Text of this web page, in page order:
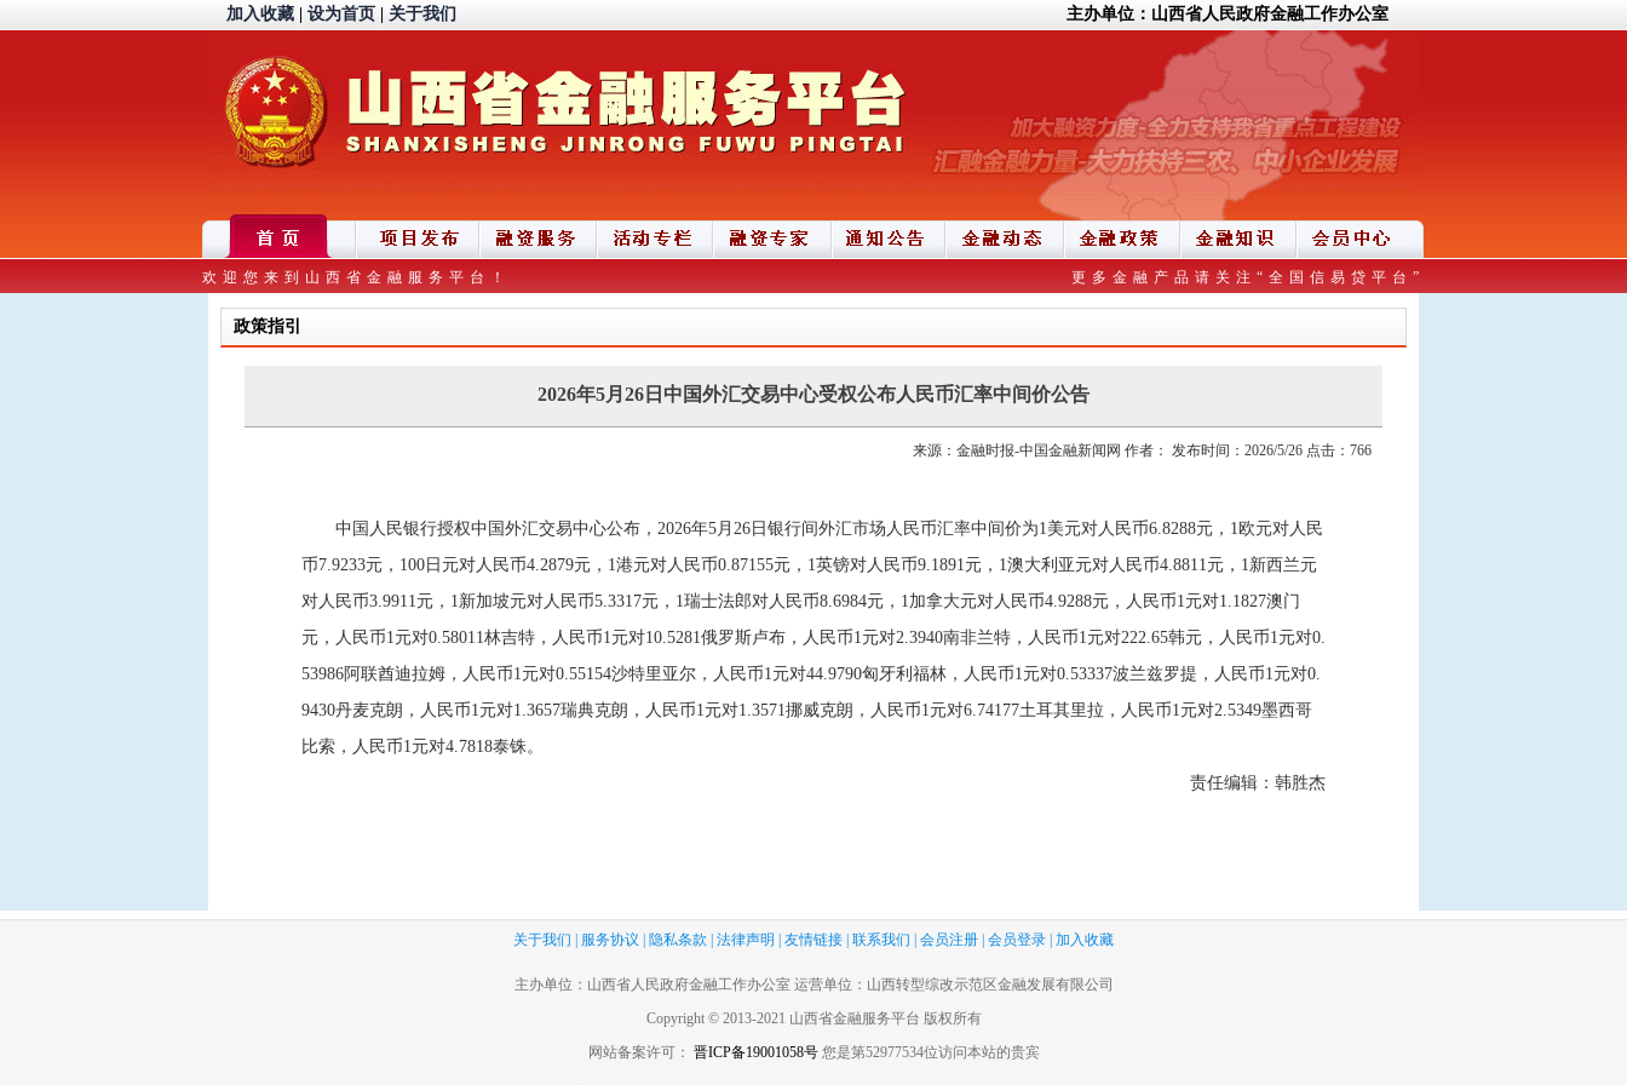
加入收藏 设为首页 关于我们 主办单位：山西省人民政府金融工作办公室
欢迎您来到山西省金融服务平台！ 更多金融产品请关注“全国信易贷平台”
政策指引
2026年5月26日中国外汇交易中心受权公布人民币汇率中间价公告
来源：金融时报-中国金融新闻网 作者： 发布时间：2026/5/26 点击：766
中国人民银行授权中国外汇交易中心公布，2026年5月26日银行间外汇市场人民币汇率中间价为1美元对人民币6.8288元，1欧元对人民
币7.9233元，100日元对人民币4.2879元，1港元对人民币0.87155元，1英镑对人民币9.1891元，1澳大利亚元对人民币4.8811元，1新西兰元
对人民币3.9911元，1新加坡元对人民币5.3317元，1瑞士法郎对人民币8.6984元，1加拿大元对人民币4.9288元，人民币1元对1.1827澳门
元，人民币1元对0.58011林吉特，人民币1元对10.5281俄罗斯卢布，人民币1元对2.3940南非兰特，人民币1元对222.65韩元，人民币1元对0.
53986阿联酋迪拉姆，人民币1元对0.55154沙特里亚尔，人民币1元对44.9790匈牙利福林，人民币1元对0.53337波兰兹罗提，人民币1元对0.
9430丹麦克朗，人民币1元对1.3657瑞典克朗，人民币1元对1.3571挪威克朗，人民币1元对6.74177土耳其里拉，人民币1元对2.5349墨西哥
比索，人民币1元对4.7818泰铢。
责任编辑：韩胜杰
关于我们 服务协议 隐私条款 法律声明 友情链接 联系我们 会员注册 会员登录 加入收藏
主办单位：山西省人民政府金融工作办公室 运营单位：山西转型综改示范区金融发展有限公司
Copyright © 2013-2021 山西省金融服务平台 版权所有
网站备案许可： 晋ICP备19001058号您是第52977534位访问本站的贵宾